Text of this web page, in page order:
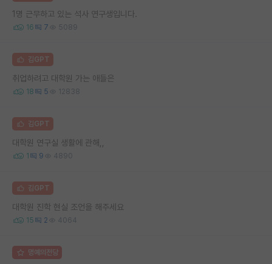
1명 근무하고 있는 석사 연구생입니다.
16 7 5089
김GPT
취업하려고 대학원 가는 애들은
18 5 12838
김GPT
대학원 연구실 생활에 관해,,
1 9 4890
김GPT
대학원 진학 현실 조언을 해주세요
15 2 4064
명예의전당